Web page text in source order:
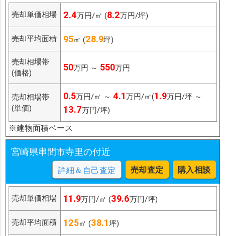
売却単価相場 2.4万円/㎡ (8.2万円/坪)
売却平均面積 95㎡ (28.9坪)
売却相場帯
(価格)
50万円 ～ 550万円
売却相場帯
(単価)
0.5万円/㎡ ～ 4.1万円/㎡(1.9万円/坪 ～
13.7万円/坪)
※建物面積ベース
宮崎県串間市寺里の付近
詳細＆自己査定 売却査定 購入相談
売却単価相場 11.9万円/㎡ (39.6万円/坪)
売却平均面積 125㎡ (38.1坪)